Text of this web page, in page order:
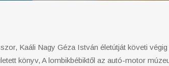
Kaáli Nagy Géza István életútját követi
könyv, A lombikbébiktől az autó-motor